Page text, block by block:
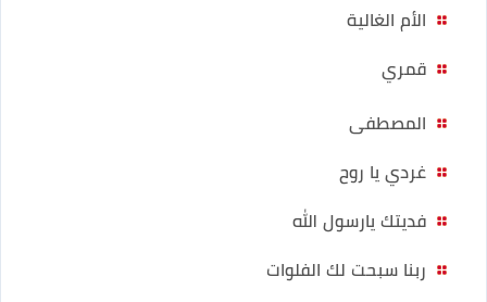
الأم الغالية
قمري
المصطفى
غردي يا روح
فديتك يارسول الله
ربنا سبحت لك الفلوات